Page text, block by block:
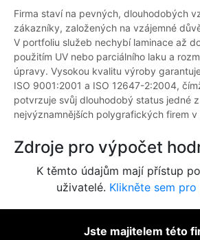
Firma staví na pevných, dlouhodobých
zákazníky, založených na vzájemné
V portfoliu služeb nechybí laminace až
použitím UV nebo parciálního laku a
úpravy. Vysokou kvalitu výroby
ISO 9001:2001 a ISO 12647-2:2004,
potvrzuje svůj dlouhodobý status jedné z
nejvýznamnějších polygrafických firem v
Zdroje pro výpočet
K těmto údajům mají přístup
uživatelé. Klikněte sem pro
Jste majitelem této